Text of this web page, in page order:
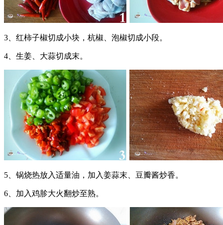
3、红柿子椒切成小块，杭椒、泡椒切成小段。
4、生姜、大蒜切成末。
5、锅烧热放入适量油，加入姜蒜末、豆瓣酱炒香。
6、加入鸡胗大火翻炒至熟。